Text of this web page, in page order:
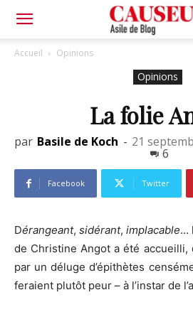
Asile
Blog
Accueil Opinions
Opinions
La folie
par Basile de Koch - 21
6
Facebook Twitter
Dérangeant, sidérant, implacable…
de Christine Angot a été accueilli,
par un déluge d’épithètes
feraient plutôt peur – à l’instar de